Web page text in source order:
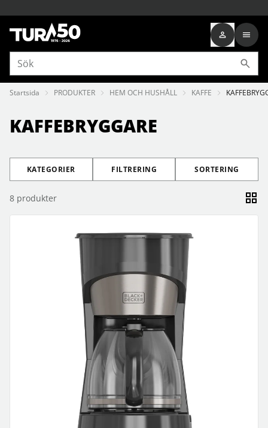
Startsida PRODUKTER HEM OCH HUSHÅLL KAFFE
KAFFEBRYGGARE
KATEGORIER FILTRERING SORTERING
8 produkter